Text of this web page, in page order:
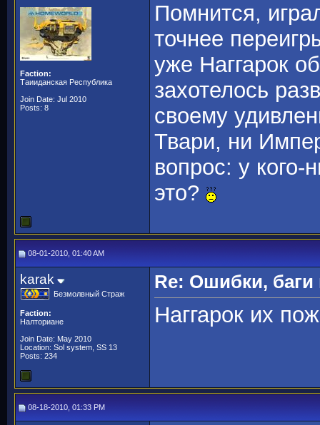
Faction:
Таииданская Республика
Join Date: Jul 2010
Posts: 8
Помнится,
точнее
уже Наггарок
захотелось
своему
Твари, ни
вопрос: у
это?
08-01-2010, 01:40 AM
karak
Безмолвный Страж
Faction:
Налториане
Join Date: May 2010
Location: Sol system, SS 13
Posts: 234
Re: Ошибки, баги
Наггарок их
08-18-2010, 01:33 PM